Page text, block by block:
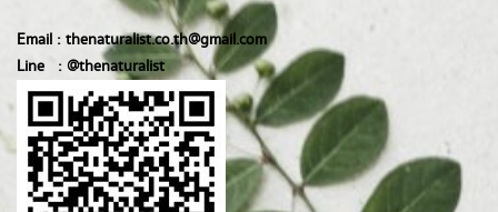
Email : thenaturalist.co.th@gmail.com
Line : @thenaturalist